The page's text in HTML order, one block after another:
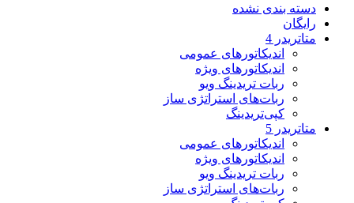
دسته بندی نشده
رایگان
متاتريدر 4
اندیکاتورهای عمومی
اندیکاتورهای ویژه
ربات تریدینگ ویو
ربات‌های استراتژی ساز
کپی‌تریدینگ
متاتريدر 5
اندیکاتورهای عمومی
اندیکاتورهای ویژه
ربات تریدینگ ویو
ربات‌های استراتژی ساز